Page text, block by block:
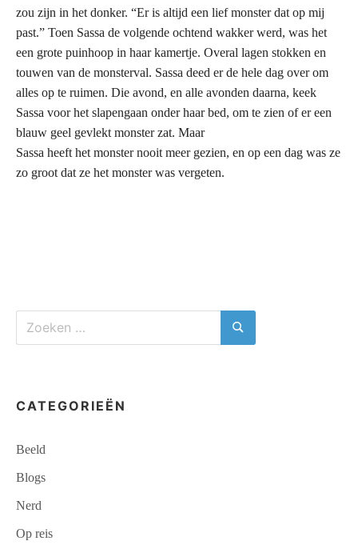
zou zijn in het donker. “Er is altijd een lief monster dat op mij
past.” Toen Sassa de volgende ochtend wakker werd, was het
een grote puinhoop in haar kamertje. Overal lagen stokken en
touwen van de monsterval. Sassa deed er de hele dag over om
alles op te ruimen. Die avond, en alle avonden daarna, keek
Sassa voor het slapengaan onder haar bed, om te zien of er een
blauw ­geel gevlekt monster zat. Maar
Sassa heeft het monster nooit meer gezien, en op een dag was ze
zo groot dat ze het monster was vergeten.
Zoeken
Zoeken
CATEGORIEËN
Beeld
Blogs
Nerd
Op reis